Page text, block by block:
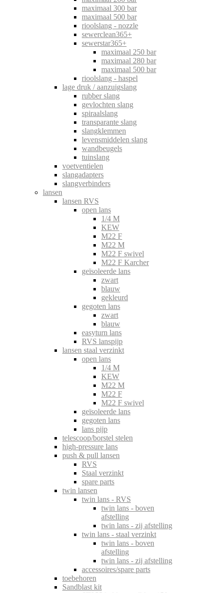
maximaal 300 bar
maximaal 500 bar
rioolslang - nozzle
sewerclean365+
sewerstar365+
maximaal 250 bar
maximaal 280 bar
maximaal 500 bar
rioolslang - haspel
lage druk / aanzuigslang
rubber slang
gevlochten slang
spiraalslang
transparante slang
slangklemmen
levensmiddelen slang
wandbeugels
tuinslang
voetventielen
slangadapters
slangverbinders
lansen
lansen RVS
open lans
1/4 M
KEW
M22 F
M22 M
M22 F swivel
M22 F Karcher
geïsoleerde lans
zwart
blauw
gekleurd
gegoten lans
zwart
blauw
easyturn lans
RVS lanspijp
lansen staal verzinkt
open lans
1/4 M
KEW
M22 M
M22 F
M22 F swivel
geïsoleerde lans
gegoten lans
lans pijp
telescoop/borstel stelen
high-pressure lans
push & pull lansen
RVS
Staal verzinkt
spare parts
twin lansen
twin lans - RVS
twin lans - boven
afstelling
twin lans - zij afstelling
twin lans - staal verzinkt
twin lans - boven
afstelling
twin lans - zij afstelling
accessoires/spare parts
toebehoren
Sandblast kit